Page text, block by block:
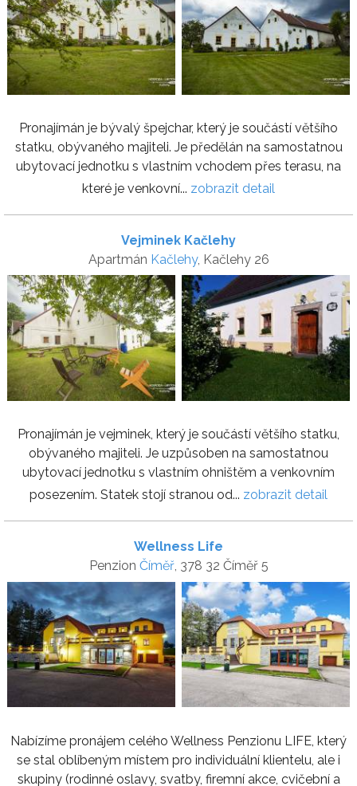
Pronajímán je bývalý špejchar, který je součástí většího
statku, obývaného majiteli. Je předělán na samostatnou
ubytovací jednotku s vlastním vchodem přes terasu, na
které je venkovní... zobrazit detail
Vejminek Kačlehy
Apartmán Kačlehy, Kačlehy 26
Pronajímán je vejminek, který je součástí většího statku,
obývaného majiteli. Je uzpůsoben na samostatnou
ubytovací jednotku s vlastním ohništěm a venkovním
posezením. Statek stojí stranou od... zobrazit detail
Wellness Life
Penzion Číměř, 378 32 Číměř 5
Nabízíme pronájem celého Wellness Penzionu LIFE, který
se stal oblíbeným místem pro individuální klientelu, ale i
skupiny (rodinné oslavy, svatby, firemní akce, cvičební a